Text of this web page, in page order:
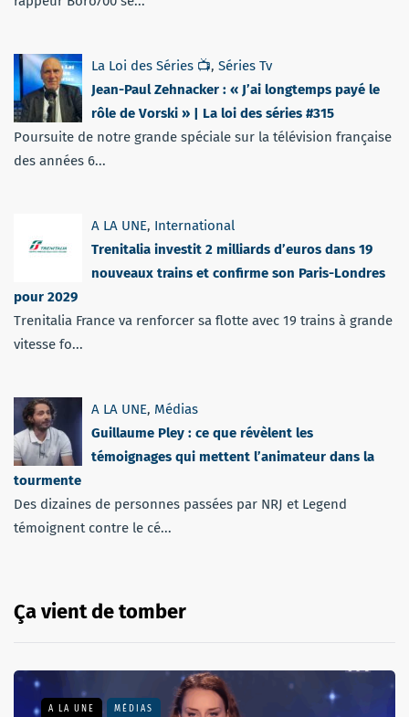
La Loi des Séries 📺, Séries Tv
Jean-Paul Zehnacker : « J’ai longtemps payé le
rôle de Vorski » | La loi des séries #315
Poursuite de notre grande spéciale sur la télévision française
des années 6...
A LA UNE, International
Trenitalia investit 2 milliards d’euros dans 19
nouveaux trains et confirme son Paris-Londres
pour 2029
Trenitalia France va renforcer sa flotte avec 19 trains à grande
vitesse fo...
A LA UNE, Médias
Guillaume Pley : ce que révèlent les
témoignages qui mettent l’animateur dans la
tourmente
Des dizaines de personnes passées par NRJ et Legend
témoignent contre le cé...
Ça vient de tomber
A LA UNE MÉDIAS